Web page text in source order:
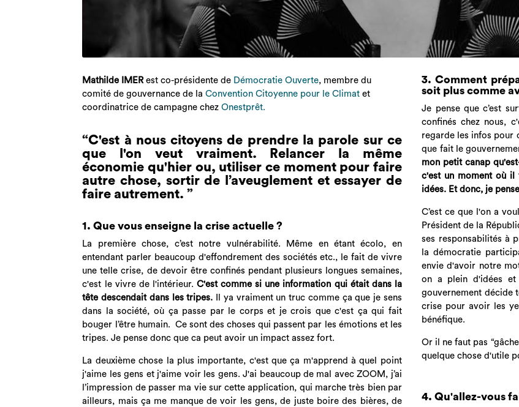
Mathilde IMERest co-présidente de Démocratie Ouverte, membre du
comité de gouvernance de laConvention Citoyenne pour le Climat et
coordinatrice de campagne chezOnestprêt.
“C'est à nous citoyens de prendre la parole sur ce
que l'on veut vraiment. Relancer la même
économie qu'hier ou, utiliser ce moment pour faire
autre chose, sortir de l’aveuglement et essayer de
faire autrement. ”
1. Que vous enseigne la crise actuelle ?
La première chose, c’est notre vulnérabilité. Même en étant écolo, en
entendant parler beaucoup d'effondrement des sociétés etc., le fait de vivre
une telle crise, de devoir être confinés pendant plusieurs longues semaines,
c'est le vivre de l'intérieur. C'est comme si une information qui était dans la
tête descendait dans les tripes.
Il ya vraiment un truc comme ça que je sens
dans la société, où ça passe par le corps et je crois que c'est ça qui fait
bouger l’être humain. Ce sont des choses qui passent par les émotions et les
tripes. Je pense donc que ca peut avoir un impact assez fort.
La deuxième chose la plus importante, c'est que ça m'apprend à quel point
j'aime les gens et j'aime voir les gens. J'ai beaucoup de mal avec ZOOM, j’ai
l’impression de passer ma vie sur cette application, qui marche très bien par
ailleurs, mais ça me manque de voir les gens, de juste boire des bières, de
3. Comment
soit plus comme
Je pense que c’est
confinés chez nous,
regarde les infos pour
que fait le
mon petit canap
c'est un moment où
idées. Et donc, je
C’est ce que l'on a
Président de la
ses responsabilités à
la démocratie
envie d'avoir notre
on a plein d'idées
gouvernement décide
crise pour avoir les
bénéfique.
Or il ne faut pas
quelque chose d'utile
4. Qu'allez-vous